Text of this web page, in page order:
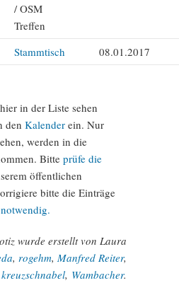
/ OSM
Treffen
Stammtisch 08.01.2017
in der Liste sehen
den Kalender ein. Nur
werden in die
Bitte prüfe die
öffentlichen
bitte die Einträge
wurde erstellt von Laura
, rogehm, Manfred Reiter,
kreuzschnabel, Wambacher.